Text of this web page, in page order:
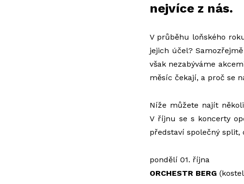
nejvíce z nás.
V průběhu loňského
jejich účel?
však nezabýváme
měsíc čekají, a proč se
Níže můžete najít
V říjnu se s koncerty
představí společný split,
pondělí 01. října
ORCHESTR BERG